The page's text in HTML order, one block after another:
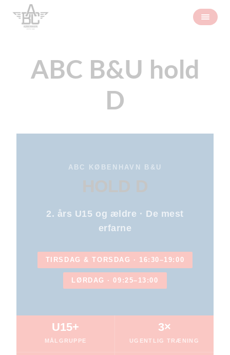
ABC B&U hold
D
ABC KØBENHAVN B&U
2. års U15 og ældre · De mest
erfarne
TIRSDAG & TORSDAG · 16:30–19:00
LØRDAG · 09:25–13:00
U15+
MÅLGRUPPE
3×
UGENTLIG TRÆNING